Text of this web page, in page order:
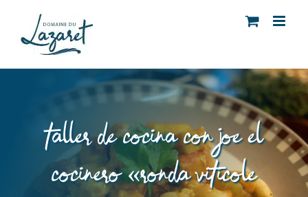
content
taller de cocina con joe el
cocinero «ronda viticole